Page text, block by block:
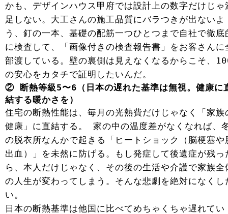
かも、デザインハウス甲府では設計上の数字だけじゃ
足しない。大工さんの施工品質にバラつきが出ないよ
う、釘の一本、基礎の配筋一つひとつまで自社で徹底
に検査して、「画像付きの検査報告書」をお客さんに
部渡している。壁の裏側は見えなくなるからこそ、
の安心をカタチで証明したいんだ。
② 断熱等級5〜6（日本の遅れた基準は無視。健康に
結する暖かさを）
住宅の断熱性能は、毎月の光熱費だけじゃなく「家族
健康」に直結する。 家の中の温度差がなくなれば、
の脱衣所なんかで起きる「ヒートショック（脳梗塞や
出血）」を未然に防げる。もし発症して後遺症が残っ
ら、本人だけじゃなく、その後の生活や介護で家族全
の人生が変わってしまう。そんな悲劇を絶対になくし
い。
日本の断熱基準は他国に比べてめちゃくちゃ遅れてい